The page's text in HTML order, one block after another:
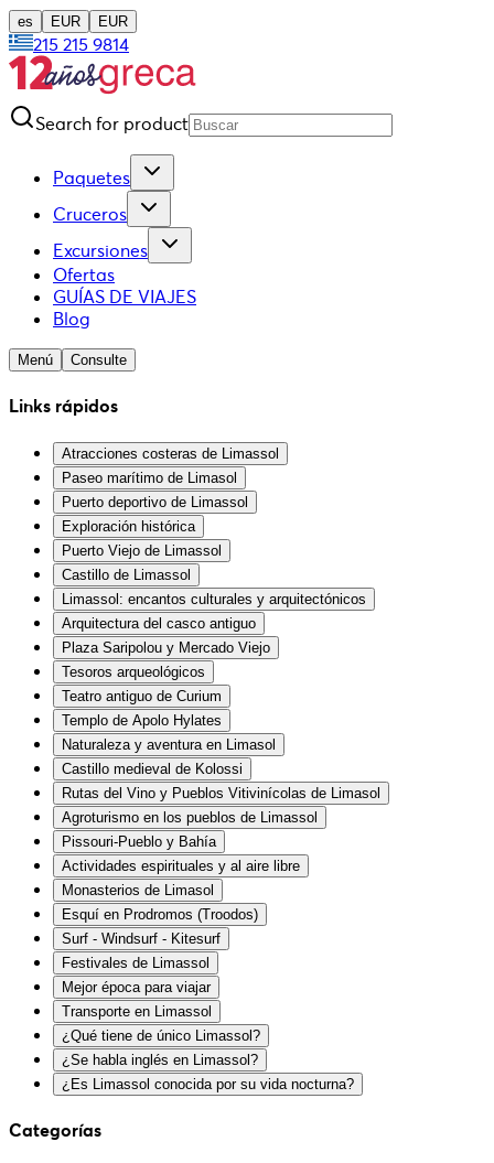
es EUR EUR
215 215 9814
Search for product
Paquetes
Cruceros
Excursiones
Ofertas
GUÍAS DE VIAJES
Blog
Menú Consulte
Links rápidos
Atracciones costeras de Limassol
Paseo marítimo de Limasol
Puerto deportivo de Limassol
Exploración histórica
Puerto Viejo de Limassol
Castillo de Limassol
Limassol: encantos culturales y arquitectónicos
Arquitectura del casco antiguo
Plaza Saripolou y Mercado Viejo
Tesoros arqueológicos
Teatro antiguo de Curium
Templo de Apolo Hylates
Naturaleza y aventura en Limasol
Castillo medieval de Kolossi
Rutas del Vino y Pueblos Vitivinícolas de Limasol
Agroturismo en los pueblos de Limassol
Pissouri-Pueblo y Bahía
Actividades espirituales y al aire libre
Monasterios de Limasol
Esquí en Prodromos (Troodos)
Surf - Windsurf - Kitesurf
Festivales de Limassol
Mejor época para viajar
Transporte en Limassol
¿Qué tiene de único Limassol?
¿Se habla inglés en Limassol?
¿Es Limassol conocida por su vida nocturna?
Categorías